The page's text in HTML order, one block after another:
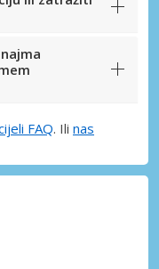
FAQ. Ili nas